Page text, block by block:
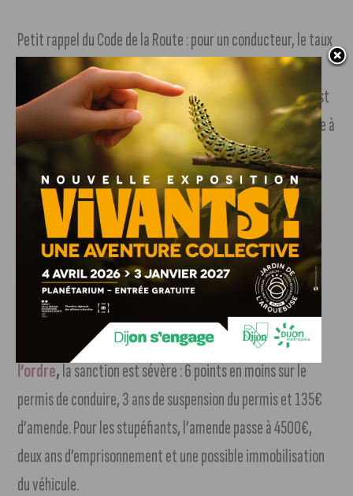
Petit rappel du Code de la Route : pour un conducteur, le taux
d’alcool autorisé est de 0,5g par litre de sang, soit deux
verres. Pour les titulaires du permis probatoire, la limite est
à 0,2 g/L, soit à peine un verre. Pour savoir si vous êtes apte à
prendre le volant, il est possible de se procurer des
éthylotest dans les boutiques vendant des boissons. Mais
bien qu’il y ait une dose maximale, le mieux reste encore
de ne pas prendre le volant.Mettez-vous d’accord pour
« choisir un Sam » qui vous ramènera chez vous en toute
sécurité.
En cas de contrôle positif à l’alcool des forces de
l’ordre,la sanction est sévère : 6 points en moins sur le
permis de conduire, 3 ans de suspension du permis et 135€
d’amende. Pour les stupéfiants, l’amende passe à 4500€,
deux ans d’emprisonnement et une possible immobilisation
du véhicule.